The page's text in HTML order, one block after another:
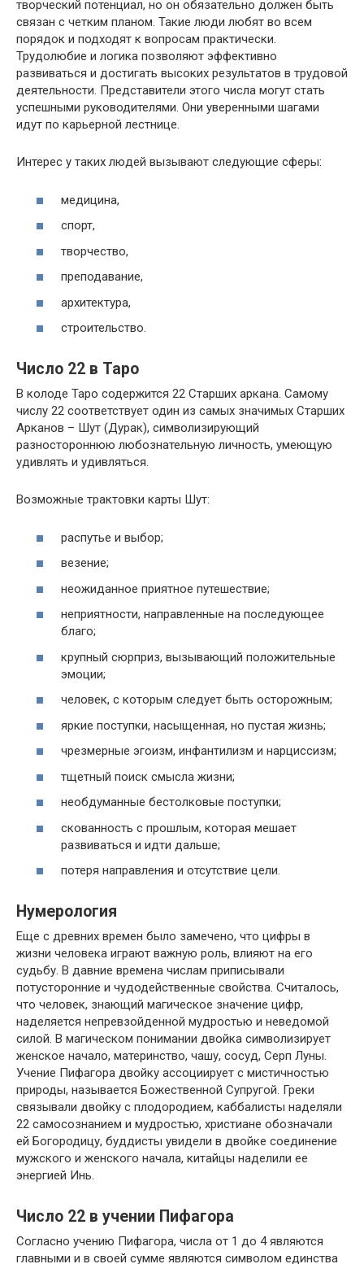
творческий потенциал, но он обязательно должен быть
связан с четким планом. Такие люди любят во всем
порядок и подходят к вопросам практически.
Трудолюбие и логика позволяют эффективно
развиваться и достигать высоких результатов в трудовой
деятельности. Представители этого числа могут стать
успешными руководителями. Они уверенными шагами
идут по карьерной лестнице.
Интерес у таких людей вызывают следующие сферы:
медицина,
спорт,
творчество,
преподавание,
архитектура,
строительство.
Число 22 в Таро
В колоде Таро содержится 22 Старших аркана. Самому
числу 22 соответствует один из самых значимых Старших
Арканов – Шут (Дурак), символизирующий
разностороннюю любознательную личность, умеющую
удивлять и удивляться.
Возможные трактовки карты Шут:
распутье и выбор;
везение;
неожиданное приятное путешествие;
неприятности, направленные на последующее
благо;
крупный сюрприз, вызывающий положительные
эмоции;
человек, с которым следует быть осторожным;
яркие поступки, насыщенная, но пустая жизнь;
чрезмерные эгоизм, инфантилизм и нарциссизм;
тщетный поиск смысла жизни;
необдуманные бестолковые поступки;
скованность с прошлым, которая мешает
развиваться и идти дальше;
потеря направления и отсутствие цели.
Нумерология
Еще с древних времен было замечено, что цифры в
жизни человека играют важную роль, влияют на его
судьбу. В давние времена числам приписывали
потусторонние и чудодейственные свойства. Считалось,
что человек, знающий магическое значение цифр,
наделяется непревзойденной мудростью и неведомой
силой. В магическом понимании двойка символизирует
женское начало, материнство, чашу, сосуд, Серп Луны.
Учение Пифагора двойку ассоциирует с мистичностью
природы, называется Божественной Супругой. Греки
связывали двойку с плодородием, каббалисты наделяли
22 самосознанием и мудростью, христиане обозначали
ей Богородицу, буддисты увидели в двойке соединение
мужского и женского начала, китайцы наделили ее
энергией Инь.
Число 22 в учении Пифагора
Согласно учению Пифагора, числа от 1 до 4 являются
главными и в своей сумме являются символом единства